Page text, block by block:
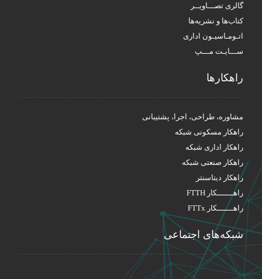
گالری تصـــاویــر
کتاب‌ها و نشریه‌ها
اتـومـاسیـون اداری
ســـایـت مـــپ
راهکار‌ها
مشاوره، طراحی، اجرا، پشتیبانی
راهکار مسکونی شبکه
راهکار اداری شبکه
راهکار صنعتی شبکه
راهکار دیتاسنتر
راهـــــــکار FTTH
راهـــــــکار FTTx
شبکه‌های اجتماعی